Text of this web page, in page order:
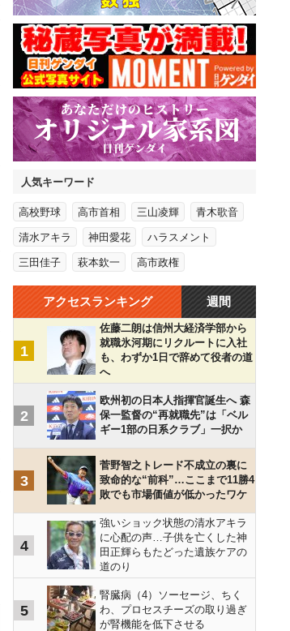
人気キーワード
高校野球 高市首相 三山凌輝 青木歌音
清水アキラ 神田愛花 ハラスメント
三田佳子 萩本欽一 高市政権
アクセスランキング 週間
1
佐藤二朗は信州大経済学部から
就職氷河期にリクルートに入社
も、わずか1日で辞めて役者の道
へ
2
欧州初の日本人指揮官誕生へ 森
保一監督の“再就職先”は「ベル
ギー1部の日系クラブ」一択か
3
菅野智之トレード不成立の裏に
致命的な“前科”…ここまで11勝4
敗でも市場価値が低かったワケ
4
強いショック状態の清水アキラ
に心配の声…子供を亡くした神
田正輝らもたどった遺族ケアの
道のり
5
腎臓病（4）ソーセージ、ちく
わ、プロセスチーズの取り過ぎ
が腎機能を低下させる